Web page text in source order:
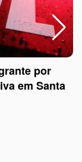
por
em Santa